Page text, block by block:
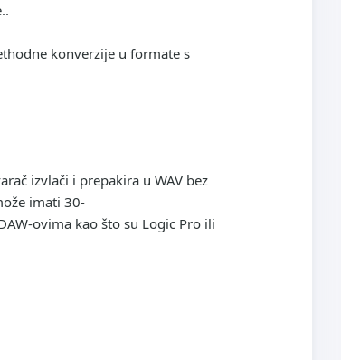
konverzije u formate s
izvlači i prepakira u WAV bez
imati 30-
ovima kao što su Logic Pro ili